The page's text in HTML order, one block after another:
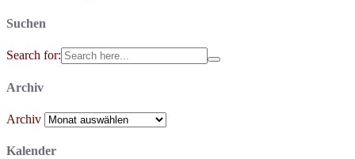
Suchen
Search for:
Archiv
Archiv
Kalender